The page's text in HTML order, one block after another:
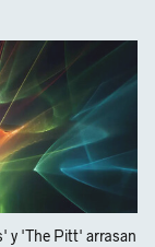
y 'The Pitt' arrasan